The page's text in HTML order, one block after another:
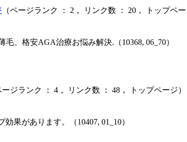
（ページランク ： 2， リンク数 ： 20， トップペ
、格安AGA治療お悩み解決.（10368, 06_70）
ージランク ： 4， リンク数 ： 48， トップページ）
果があります。（10407, 01_10）